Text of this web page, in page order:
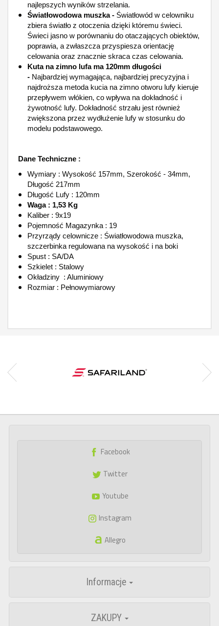
najlepszych wyników strzelania.
Światłowodowa muszka - Światłowód w celowniku
zbiera światło z otoczenia dzięki któremu świeci.
Świeci jasno w porównaniu do otaczających obiektów,
poprawia, a zwłaszcza przyspiesza orientację
celowania oraz znacznie skraca czas celowania.
Kuta na zimno lufa ma 120mm długości
- Najbardziej wymagająca, najbardziej precyzyjna i
najdroższa metoda kucia na zimno otworu lufy kieruje
przepływem włókien, co wpływa na dokładność i
żywotność lufy. Dokładność strzału jest również
zwiększona przez wydłużenie lufy w stosunku do
modelu podstawowego.
Dane Techniczne :
Wymiary : Wysokość 157mm, Szerokość - 34mm,
Długość 217mm
Długość Lufy : 120mm
Waga : 1,53 Kg
Kaliber : 9x19
Pojemność Magazynka : 19
Przyrządy celownicze : Światłowodowa muszka,
szczerbinka regulowana na wysokość i na boki
Spust : SA/DA
Szkielet : Stalowy
Okładziny : Aluminiowy
Rozmiar : Pełnowymiarowy
Facebook
Twitter
Youtube
Instagram
Allegro
Informacje
ZAKUPY